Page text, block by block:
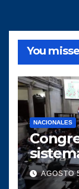
You
NACIONALES
AGOSTO